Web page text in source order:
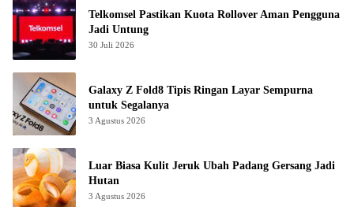
Telkomsel Pastikan Kuota Rollover Aman Pengguna
Jadi Untung
30 Juli 2026
Galaxy Z Fold8 Tipis Ringan Layar Sempurna
untuk Segalanya
3 Agustus 2026
Luar Biasa Kulit Jeruk Ubah Padang Gersang Jadi
Hutan
3 Agustus 2026